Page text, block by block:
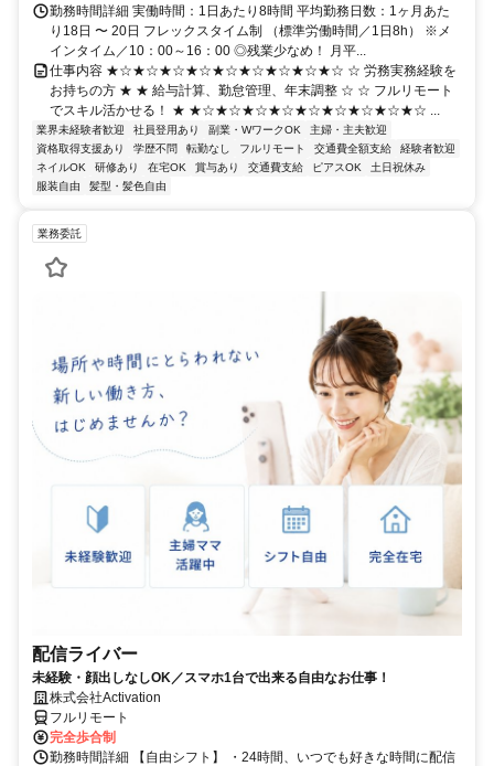
勤務時間詳細 実働時間：1日あたり8時間 平均勤務日数：1ヶ月あた
り18日 〜 20日 フレックスタイム制 （標準労働時間／1日8h） ※メ
インタイム／10：00～16：00 ◎残業少なめ！ 月平...
仕事内容 ★☆★☆★☆★☆★☆★☆★☆★☆★☆ ☆ 労務実務経験を
お持ちの方 ★ ★ 給与計算、勤怠管理、年末調整 ☆ ☆ フルリモート
でスキル活かせる！ ★ ★☆★☆★☆★☆★☆★☆★☆★☆★☆ ...
業界未経験者歓迎 社員登用あり 副業・WワークOK
主婦・主夫歓迎
資格取得支援あり
学歴不問 転勤なし フルリモート 交通費全額支給
経験者歓迎
ネイルOK
研修あり 在宅OK 賞与あり 交通費支給 ピアスOK
土日祝休み
服装自由
髪型・髪色自由
業務委託
配信ライバー
未経験・顔出しなしOK／スマホ1台で出来る自由なお仕事！
株式会社Activation
フルリモート
完全歩合制
勤務時間詳細 【自由シフト】 ・24時間、いつでも好きな時間に配信